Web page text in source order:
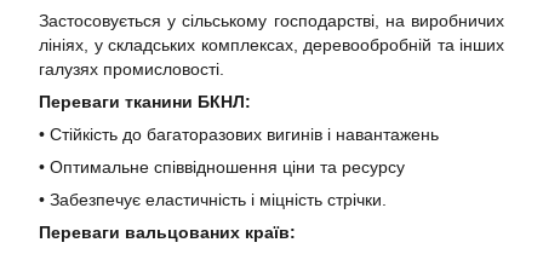
Застосовується у сільському господарстві, на виробничих
лініях, у складських комплексах, деревообробній та інших
галузях промисловості.
Переваги тканини БКНЛ:
• Стійкість до багаторазових вигинів і навантажень
• Оптимальне співвідношення ціни та ресурсу
• Забезпечує еластичність і міцність стрічки.
Переваги вальцованих країв: